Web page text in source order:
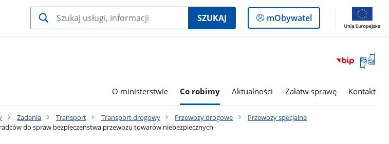
SZUKAJ
Logowanie
do
mObywatel
Otwórz
okno
O ministerstwie Co robimy Aktualności Załatw sprawę Kontakt
Zadania Transport Transport drogowy Przewozy drogowe
Przewozy specjalne
do spraw bezpieczeństwa przewozu towarów niebezpiecznych